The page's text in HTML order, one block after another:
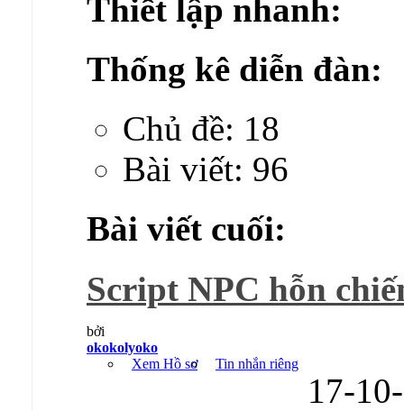
Thiết lập nhanh:
Thống kê diễn đàn:
Chủ đề: 18
Bài viết: 96
Bài viết cuối:
Script NPC hỗn
bởi
okokolyoko
Xem Hồ sơ
Tin nhắn riêng
17-